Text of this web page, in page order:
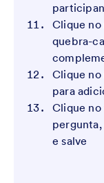
Clique no
quebra-
Clique no
para
Clique
e salve